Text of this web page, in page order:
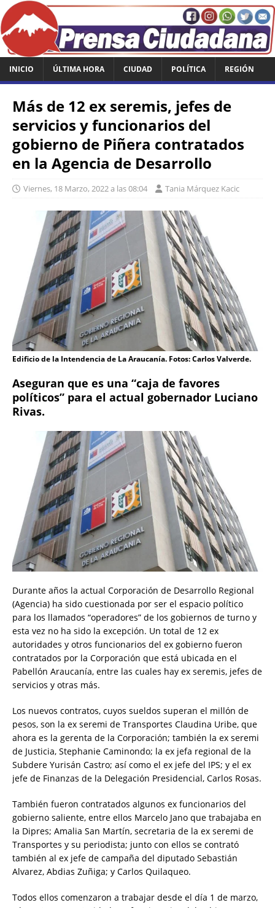
INICIO ÚLTIMA HORA CIUDAD POLÍTICA REGIÓN
Más de 12 ex seremis, jefes de
servicios y funcionarios del
gobierno de Piñera contratados
en la Agencia de Desarrollo
Viernes, 18 Marzo, 2022 a las 08:04 Tania Márquez Kacic
Edificio de la Intendencia de La Araucanía. Fotos: Carlos Valverde.
Aseguran que es una “caja de favores
políticos” para el actual gobernador Luciano
Rivas.
Durante años la actual Corporación de Desarrollo Regional
(Agencia) ha sido cuestionada por ser el espacio político
para los llamados “operadores” de los gobiernos de turno y
esta vez no ha sido la excepción. Un total de 12 ex
autoridades y otros funcionarios del ex gobierno fueron
contratados por la Corporación que está ubicada en el
Pabellón Araucanía, entre las cuales hay ex seremis, jefes de
servicios y otras más.
Los nuevos contratos, cuyos sueldos superan el millón de
pesos, son la ex seremi de Transportes Claudina Uribe, que
ahora es la gerenta de la Corporación; también la ex seremi
de Justicia, Stephanie Caminondo; la ex jefa regional de la
Subdere Yurisán Castro; así como el ex jefe del IPS; y el ex
jefe de Finanzas de la Delegación Presidencial, Carlos Rosas.
También fueron contratados algunos ex funcionarios del
gobierno saliente, entre ellos Marcelo Jano que trabajaba en
la Dipres; Amalia San Martín, secretaria de la ex seremi de
Transportes y su periodista; junto con ellos se contrató
también al ex jefe de campaña del diputado Sebastián
Alvarez, Abdias Zuñiga; y Carlos Quilaqueo.
Todos ellos comenzaron a trabajar desde el día 1 de marzo,